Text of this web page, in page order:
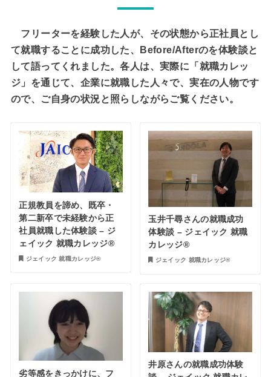
フリーターを経験した人が、その状態から正社員とし
て就職することに成功した、Before/Afterのを体験談と
して語ってくれました。各人は、実際に「就職カレッ
ジ」を通じて、企業に就職した人々で、実在の人物です
ので、ご自身の状況と照らしながらご覧ください。
正規教員を諦め、既卒・
第二新卒で未経験から正
社員就職した体験談 – ジ
ェイック 就職カレッジ®︎
ジェイック 就職カレッジ®︎
玉井千尋さんの就職成功
体験談 – ジェイック 就職
カレッジ®︎
ジェイック 就職カレッジ®︎
劣等感をきっかけに、フ
井原さんの就職成功体験